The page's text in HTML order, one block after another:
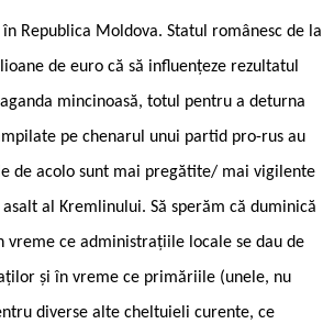
Republica Moldova. Statul românesc de la
de euro că să influențeze rezultatul
mincinoasă, totul pentru a deturna
pe chenarul unui partid pro-rus au
de acolo sunt mai pregătite/ mai vigilente
al Kremlinului. Să sperăm că duminică
vreme ce administrațiile locale se dau de
și în vreme ce primăriile (unele, nu
diverse alte cheltuieli curente, ce